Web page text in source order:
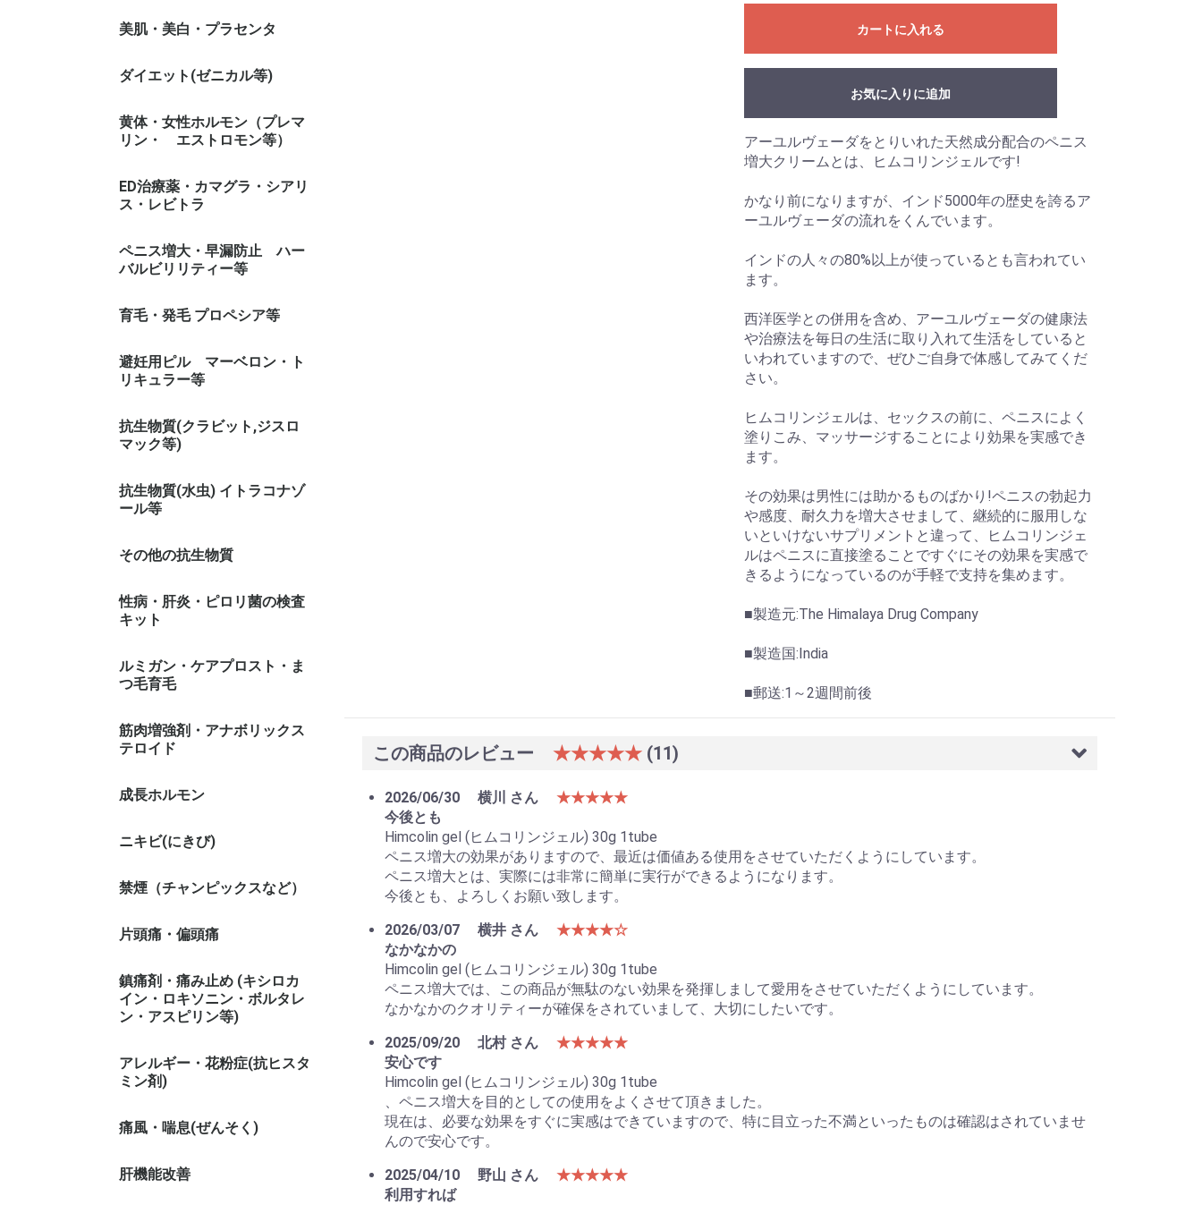
美肌・美白・プラセンタ
ダイエット(ゼニカル等)
ゼニカル系
黄体・女性ホルモン（プレマ
リン・ エストロモン等）
ED治療薬・カマグラ・シアリ
ス・レビトラ
カマグラ 系(シルデナフィル)
シアリス 系(タダラフィル)
レビトラ 系(バルデナフィル)
その他
ペニス増大・早漏防止 ハー
バルビリリティー等
早漏防止スプレー
育毛・発毛 プロペシア等
避妊用ピル マーベロン・ト
リキュラー等
トリキュラー
マーベロン
抗生物質(クラビット,ジスロ
マック等)
抗生物質(水虫) イトラコナゾ
ール等
その他の抗生物質
性病・肝炎・ピロリ菌の検査
キット
ルミガン・ケアプロスト・ま
つ毛育毛
筋肉増強剤・アナボリックス
テロイド
成長ホルモン
ニキビ(にきび)
禁煙（チャンピックスなど）
片頭痛・偏頭痛
鎮痛剤・痛み止め (キシロカ
イン・ロキソニン・ボルタレ
ン・アスピリン等)
アレルギー・花粉症(抗ヒスタ
ミン剤)
痛風・喘息(ぜんそく)
肝機能改善
カートに入れる
お気に入りに追加
アーユルヴェーダをとりいれた天然成分配合のペニス
増大クリームとは、ヒムコリンジェルです!
かなり前になりますが、インド5000年の歴史を誇るア
ーユルヴェーダの流れをくんでいます。
インドの人々の80%以上が使っているとも言われてい
ます。
西洋医学との併用を含め、アーユルヴェーダの健康法
や治療法を毎日の生活に取り入れて生活をしていると
いわれていますので、ぜひご自身で体感してみてくだ
さい。
ヒムコリンジェルは、セックスの前に、ペニスによく
塗りこみ、マッサージすることにより効果を実感でき
ます。
その効果は男性には助かるものばかり!ペニスの勃起力
や感度、耐久力を増大させまして、継続的に服用しな
いといけないサプリメントと違って、ヒムコリンジェ
ルはペニスに直接塗ることですぐにその効果を実感で
きるようになっているのが手軽で支持を集めます。
■製造元:The Himalaya Drug Company
■製造国:India
■郵送:1～2週間前後
この商品のレビュー ★★★★★ (11)
2026/06/30 横川 さん
★★★★★
今後とも
Himcolin gel (ヒムコリンジェル) 30g 1tube
ペニス増大の効果がありますので、最近は価値ある使用をさせていただくようにしています。
ペニス増大とは、実際には非常に簡単に実行ができるようになります。
今後とも、よろしくお願い致します。
2026/03/07
横井 さん
★★★★☆
なかなかの
Himcolin gel (ヒムコリンジェル) 30g 1tube
ペニス増大では、この商品が無駄のない効果を発揮しまして愛用をさせていただくようにしています。
なかなかのクオリティーが確保をされていまして、大切にしたいです。
2025/09/20
北村 さん
★★★★★
安心です
Himcolin gel (ヒムコリンジェル) 30g 1tube
、ペニス増大を目的としての使用をよくさせて頂きました。
現在は、必要な効果をすぐに実感はできていますので、特に目立った不満といったものは確認はされていませ
んので安心です。
2025/04/10
野山 さん
★★★★★
利用すれば